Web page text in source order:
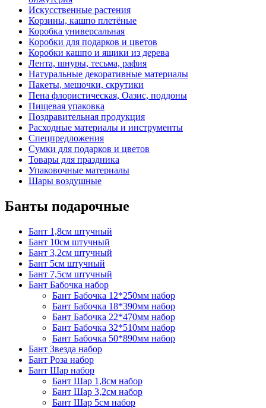
Искусственные растения
Корзины, кашпо плетёные
Коробка универсальная
Коробки для подарков и цветов
Коробки кашпо и ящики из дерева
Лента, шнуры, тесьма, рафия
Натуральные декоративные материалы
Пакеты, мешочки, скрутики
Пена флористическая, Оазис, поддоны
Пищевая упаковка
Поздравительная продукция
Расходные материалы и инструменты
Спецпредложения
Сумки для подарков и цветов
Товары для праздника
Упаковочные материалы
Шары воздушные
Банты подарочные
Бант 1,8см штучный
Бант 10см штучный
Бант 3,2см штучный
Бант 5см штучный
Бант 7,5см штучный
Бант Бабочка набор
Бант Бабочка 12*250мм набор
Бант Бабочка 18*390мм набор
Бант Бабочка 22*470мм набор
Бант Бабочка 32*510мм набор
Бант Бабочка 50*890мм набор
Бант Звезда набор
Бант Роза набор
Бант Шар набор
Бант Шар 1,8см набор
Бант Шар 3,2см набор
Бант Шар 5см набор